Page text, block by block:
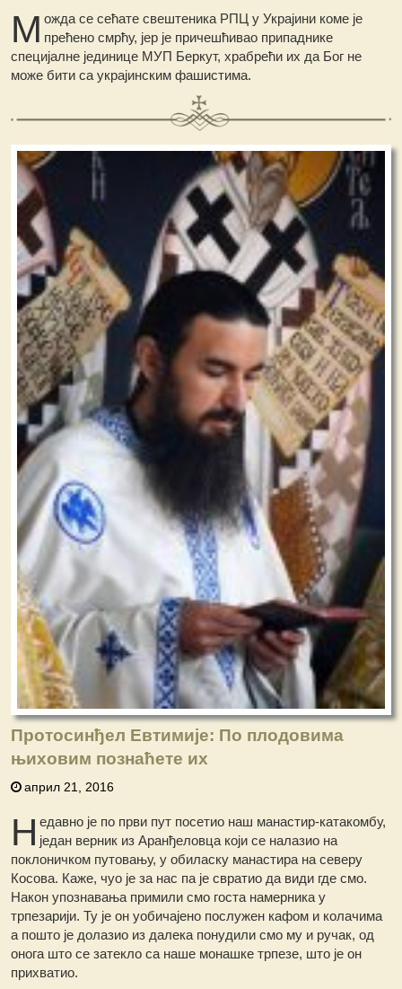
М ожда се сећате свештеника РПЦ у Украјини коме је
прећено смрћу, јер је причешћивао припаднике
специјалне јединице МУП Беркут, храбрећи их да Бог не
може бити са украјинским фашистима.
Протосинђел Евтимије: По плодовима
њиховим познаћете их
април 21, 2016
Н едавно је по први пут посетио наш манастир-катакомбу,
један верник из Аранђеловца који се налазио на
поклоничком путовању, у обиласку манастира на северу
Косова. Каже, чуо је за нас па је свратио да види где смо.
Након упознавања примили смо госта намерника у
трпезарији. Ту је он уобичајено послужен кафом и колачима
а пошто је долазио из далека понудили смо му и ручак, од
онога што се затекло са наше монашке трпезе, што је он
прихватио.